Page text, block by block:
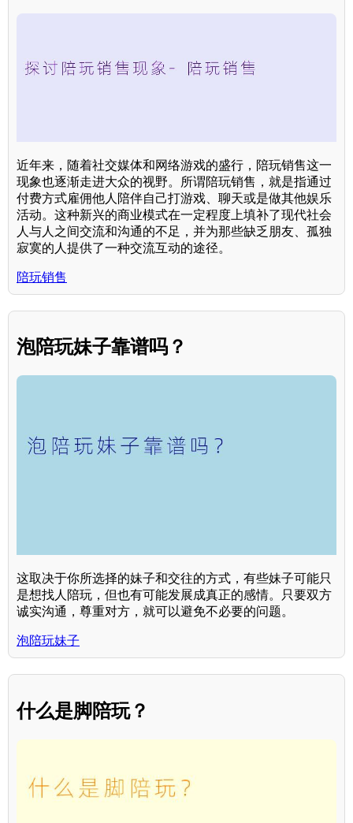
近年来，随着社交媒体和网络游戏的盛行，陪玩销售这一
现象也逐渐走进大众的视野。所谓陪玩销售，就是指通过
付费方式雇佣他人陪伴自己打游戏、聊天或是做其他娱乐
活动。这种新兴的商业模式在一定程度上填补了现代社会
人与人之间交流和沟通的不足，并为那些缺乏朋友、孤独
寂寞的人提供了一种交流互动的途径。
陪玩销售
泡陪玩妹子靠谱吗？
这取决于你所选择的妹子和交往的方式，有些妹子可能只
是想找人陪玩，但也有可能发展成真正的感情。只要双方
诚实沟通，尊重对方，就可以避免不必要的问题。
泡陪玩妹子
什么是脚陪玩？